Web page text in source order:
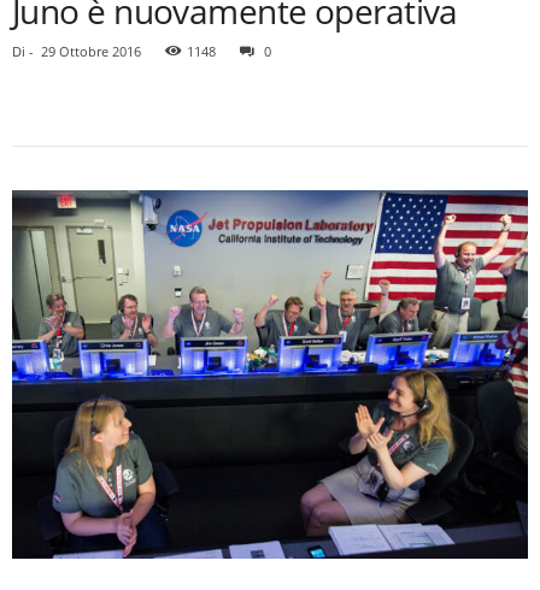
Juno è nuovamente operativa
Di - 29 Ottobre 2016 1148 0